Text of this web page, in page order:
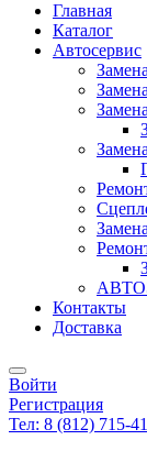
Главная
Каталог
Автосервис
Контакты
Доставка
Войти
Регистрация
Тел: 8 (812) 715-